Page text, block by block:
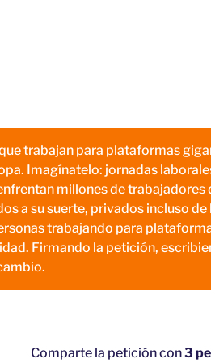
trabajan para plataformas
Imagínatelo: jornadas
millones de
a su suerte, privados incluso
trabajando para
Firmando la petición,
Comparte la petición con3